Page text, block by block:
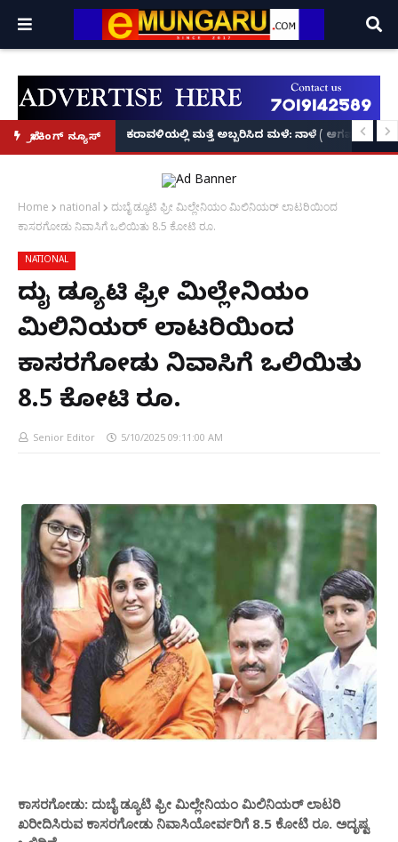
ಬ್ರೇಕಿಂಗ್ ನ್ಯೂಸ್ ಕರಾವಳಿಯಲ್ಲಿ ಮತ್ತೆ ಅಬ್ಬರಿಸಿದ ಮಳೆ: ನಾಳೆ ( ಆಗಷ್ಟ್
ಗಾಲಿಕುರ್ಚಿಯಲ್ಲಿ ಬಂದ ಭಾಗ್ಯಶ್ರೀ ಕುಲಾಲ್‌ಗೆ ಆಳ್ವಾಸ್
Home national
ದುಬೈ ಡ್ಯೂಟಿ ಫ್ರೀ ಮಿಲ್ಲೇನಿಯಂ ಮಿಲಿನಿಯರ್ ಲಾಟರಿಯಿಂದ
ಕಾಸರಗೋಡು ನಿವಾಸಿಗೆ ಒಲಿಯಿತು 8.5 ಕೋಟಿ ರೂ.
NATIONAL
ದುಬೈ ಡ್ಯೂಟಿ ಫ್ರೀ ಮಿಲ್ಲೇನಿಯಂ
ಮಿಲಿನಿಯರ್ ಲಾಟರಿಯಿಂದ
ಕಾಸರಗೋಡು ನಿವಾಸಿಗೆ ಒಲಿಯಿತು
8.5 ಕೋಟಿ ರೂ.
Senior Editor 5/10/2025 09:11:00 AM
ಕಾಸರಗೋಡು: ದುಬೈ ಡ್ಯೂಟಿ ಫ್ರೀ ಮಿಲ್ಲೇನಿಯಂ ಮಿಲಿನಿಯರ್ ಲಾಟರಿ
ಖರೀದಿಸಿರುವ ಕಾಸರಗೋಡು ನಿವಾಸಿಯೋರ್ವರಿಗೆ 8.5 ಕೋಟಿ ರೂ. ಅದೃಷ್ಟ